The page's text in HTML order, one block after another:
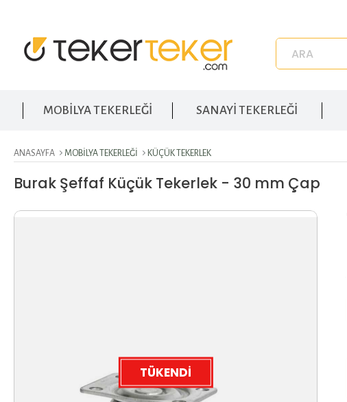
MOBİLYA TEKERLEĞİ SANAYİ TEKERLEĞİ
ANASAYFA MOBILYA TEKERLEĞI KÜÇÜK TEKERLEK
Burak Şeffaf Küçük Tekerlek - 30 mm Çap
TÜKENDI